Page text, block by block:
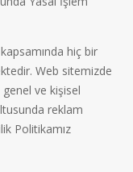
hiç bir
Web sitemizde
ve kişisel
reklam
Politikamız